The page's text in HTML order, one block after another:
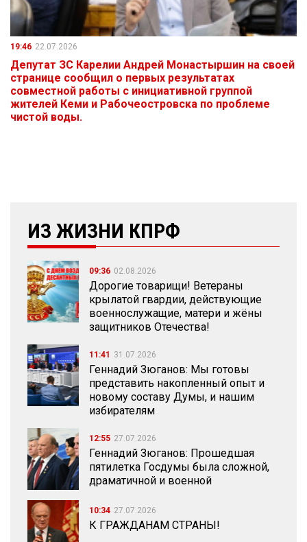
ИЗ ЖИЗНИ КПРФ
09:36 02.08.2026
Дорогие товарищи! Ветераны
крылатой гвардии, действующие
военнослужащие, матери и жёны
защитников Отечества!
11:41 31.07.2026
Геннадий Зюганов: Мы готовы
представить накопленный опыт и
новому составу Думы, и нашим
избирателям
12:55 27.07.2026
Геннадий Зюганов: Прошедшая
пятилетка Госдумы была сложной,
драматичной и военной
10:34 27.07.2026
К ГРАЖДАНАМ СТРАНЫ!
19:46 22.07.2026
Депутат ЗС Карелии Андрей Монастыршин на своей
странице сообщил о первых результатах
совместной работы с инициативной группой
жителей Кеми и Рабочеостровска по проблеме
чистой воды.